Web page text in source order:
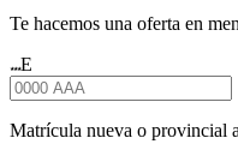
Te hacemos una oferta en
★★★E
Matrícula nueva o provincial